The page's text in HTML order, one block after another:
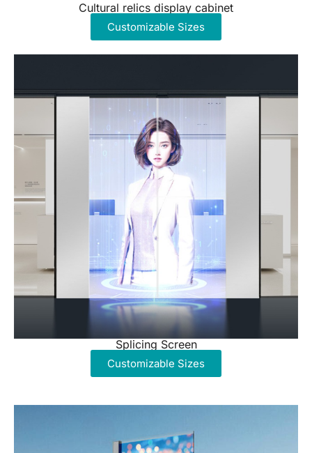
Cultural relics display cabinet
Customizable Sizes
Splicing Screen
Customizable Sizes